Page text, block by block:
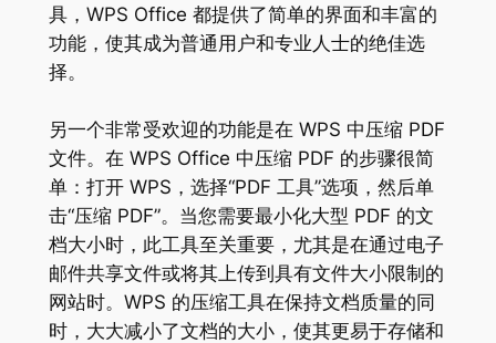
具，WPS Office 都提供了简单的界面和丰富的
功能，使其成为普通用户和专业人士的绝佳选
择。
另一个非常受欢迎的功能是在 WPS 中压缩 PDF
文件。在 WPS Office 中压缩 PDF 的步骤很简
单：打开 WPS，选择“PDF 工具”选项，然后单
击“压缩 PDF”。当您需要最小化大型 PDF 的文
档大小时，此工具至关重要，尤其是在通过电子
邮件共享文件或将其上传到具有文件大小限制的
网站时。WPS 的压缩工具在保持文档质量的同
时，大大减小了文档的大小，使其更易于存储和